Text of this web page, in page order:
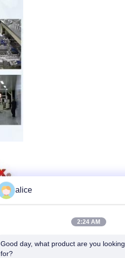
alice
2:24 AM
Good day, what product are you looking
for?